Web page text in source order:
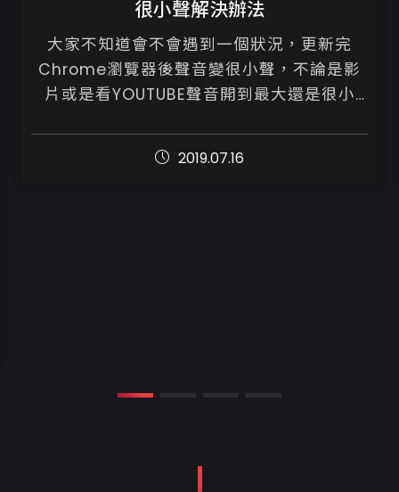
很小聲解決辦法
大家不知道會不會遇到一個狀況，更新完
Chrome瀏覽器後聲音變很小聲，不論是影
片或是看YOUTUBE聲音開到最大還是很小
他瀏覽器就正常了，到底是什麼原因呢...
2019.07.16